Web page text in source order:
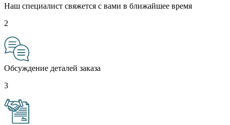
Наш специалист свяжется с вами в ближайшее время
2
Обсуждение деталей заказа
3